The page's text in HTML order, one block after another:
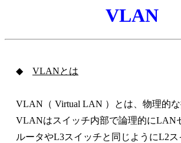
VLAN
◆ VLANとは
VLAN（ Virtual LAN ）とは、物理的
VLANはスイッチ内部で論理的にLAN
ルータやL3スイッチと同じようにL2ス